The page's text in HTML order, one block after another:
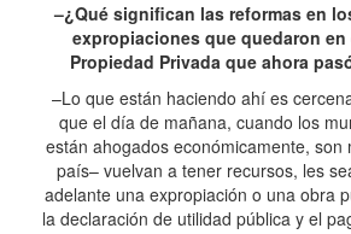
–¿Qué significan las reformas en
expropiaciones que quedaron
Propiedad Privada que ahora
–Lo que están haciendo ahí es
que el día de mañana, cuando los
están ahogados económicamente, son
país– vuelvan a tener recursos, les
adelante una expropiación o una obra
la declaración de utilidad pública y el